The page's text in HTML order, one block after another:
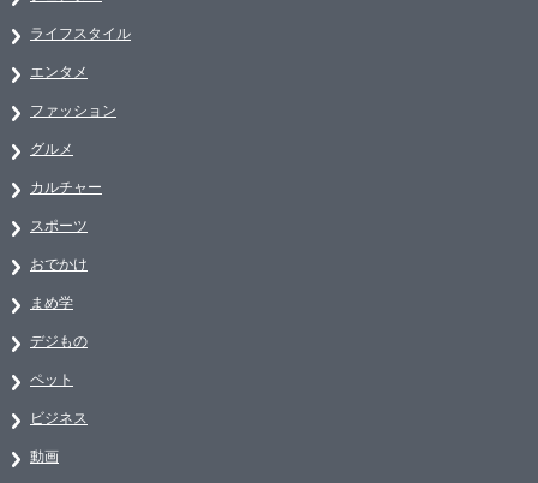
ライフスタイル
エンタメ
ファッション
グルメ
カルチャー
スポーツ
おでかけ
まめ学
デジもの
ペット
ビジネス
動画